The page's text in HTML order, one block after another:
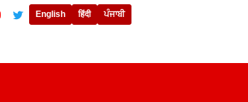
English हिंदी ਪੰਜਾਬੀ